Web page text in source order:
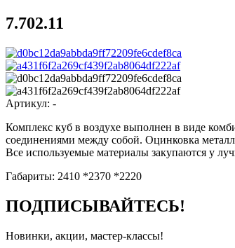
7.702.11
Артикул: -
Комплекс куб в воздухе выполнен в виде
соединениями между собой. Оцинковка
Все используемые материалы закупаются у
Габариты: 2410 *2370 *2220
ПОДПИСЫВАЙТЕСЬ!
Новинки, акции, мастер-классы!